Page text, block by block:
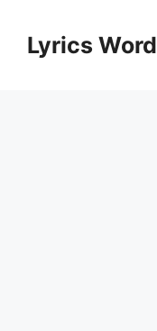
contentLyrics Word